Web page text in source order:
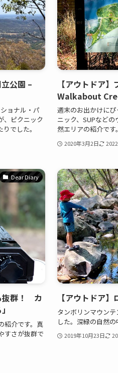
公園 –
ョナル・パ
、ピクニック
でした。
【アウトドア
Walkabout
週末のお出かけに
ニック、SUPなど
然エリアの紹介です。
2020年3月2日
Dear Diary
抜群！ カ
紹介です。真
すさが抜群で
【アウトドア
タンボリンマウン
した。深緑の自然
2019年10月23日